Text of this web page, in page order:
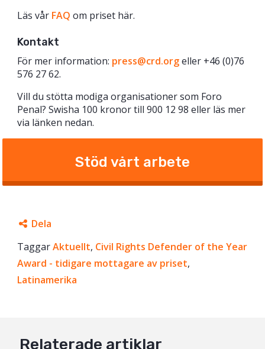
Läs vår FAQ om priset här.
Kontakt
För mer information: press@crd.orgeller +46 (0)76
576 27 62.
Vill du stötta modiga organisationer som Foro
Penal? Swisha 100 kronor till 900 12 98 eller läs mer
via länken nedan.
Stöd vårt arbete
Dela
Facebook
Twitter
TaggarAktuellt, Civil Rights Defender of the Year
Award - tidigare mottagare av priset,
Latinamerika
Relaterade artiklar